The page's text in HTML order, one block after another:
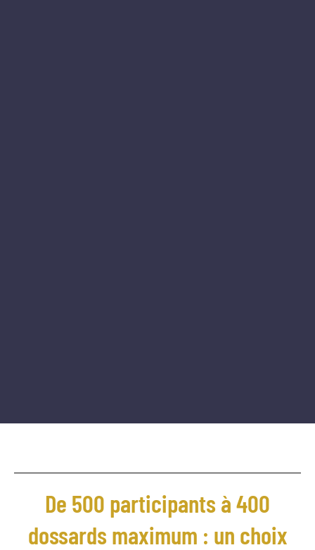
De 500 participants à 400
dossards maximum : un choix